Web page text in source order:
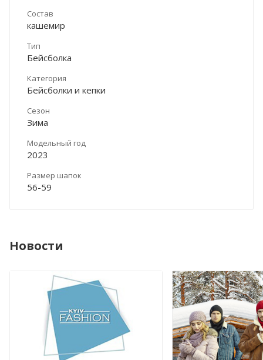
Состав
кашемир
Тип
Бейсболка
Категория
Бейсболки и кепки
Сезон
Зима
Модельный год
2023
Размер шапок
56-59
Новости